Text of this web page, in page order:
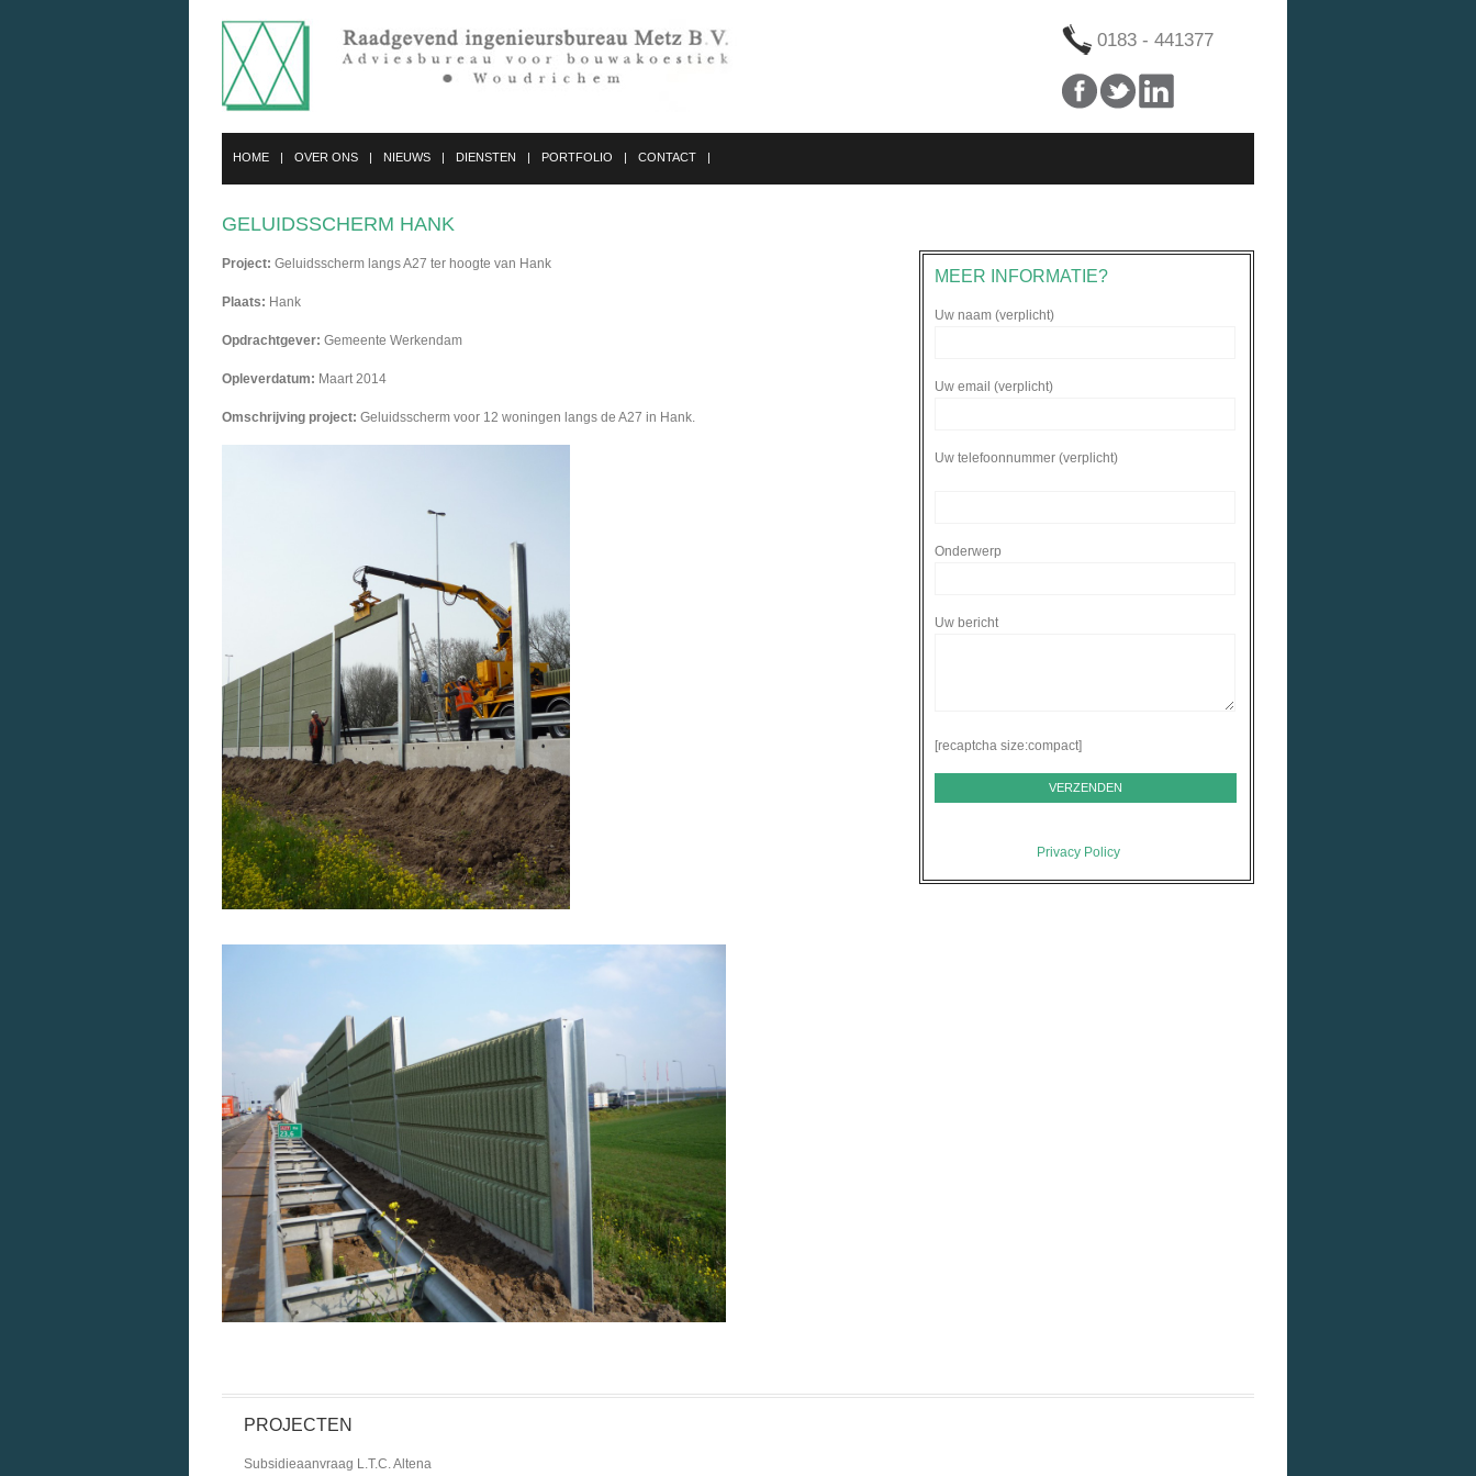
0183 - 441377
HOME OVER ONS NIEUWS DIENSTEN PORTFOLIO CONTACT
GELUIDSSCHERM HANK
Project: Geluidsscherm langs A27 ter hoogte van Hank
Plaats: Hank
Opdrachtgever: Gemeente Werkendam
Opleverdatum: Maart 2014
Omschrijving project: Geluidsscherm voor 12 woningen langs de A27 in Hank.
MEER INFORMATIE?
Uw naam (verplicht)
Uw email (verplicht)
Uw telefoonnummer (verplicht)
Onderwerp
Uw bericht
[recaptcha size:compact]
Privacy Policy
PROJECTEN
Subsidieaanvraag L.T.C. Altena